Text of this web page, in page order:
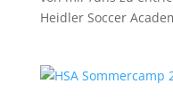
Heidler Soccer